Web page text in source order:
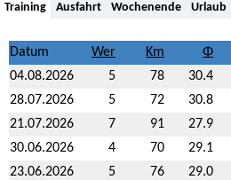
Training Ausfahrt Wochenende Urlaub
Datum
04.08.2026
5 78 30.4
28.07.2026
5 72 30.8
21.07.2026
7 91 27.9
30.06.2026
4 70 29.1
23.06.2026
5 76 29.0